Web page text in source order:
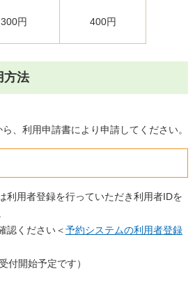
300円 400円
方法
、利用申請書により申請してください。
者登録を行っていただき利用者IDを
ください＜予約システムの利用者登録
開始予定です）